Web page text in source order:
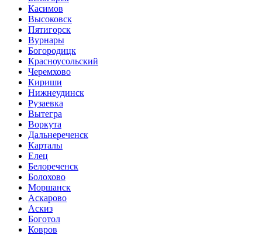
Касимов
Высоковск
Пятигорск
Вурнары
Богородицк
Красноусольский
Черемхово
Кириши
Нижнеудинск
Рузаевка
Вытегра
Воркута
Дальнереченск
Карталы
Елец
Белореченск
Болохово
Моршанск
Аскарово
Аскиз
Боготол
Ковров